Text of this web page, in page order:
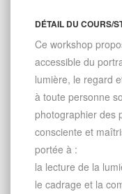
DÉTAIL DU COURS/
Ce workshop
accessible du
lumière, le regard
à toute personne
photographier des
consciente et
portée à :
la lecture de la
le cadrage et la